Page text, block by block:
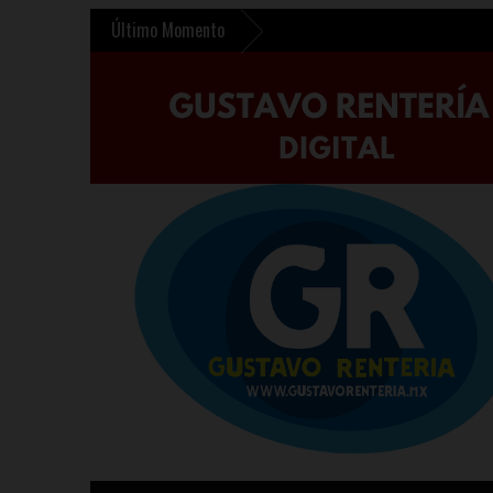
Último Momento